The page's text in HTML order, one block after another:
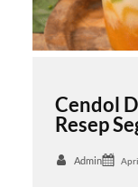
Cendol
Resep
Admin